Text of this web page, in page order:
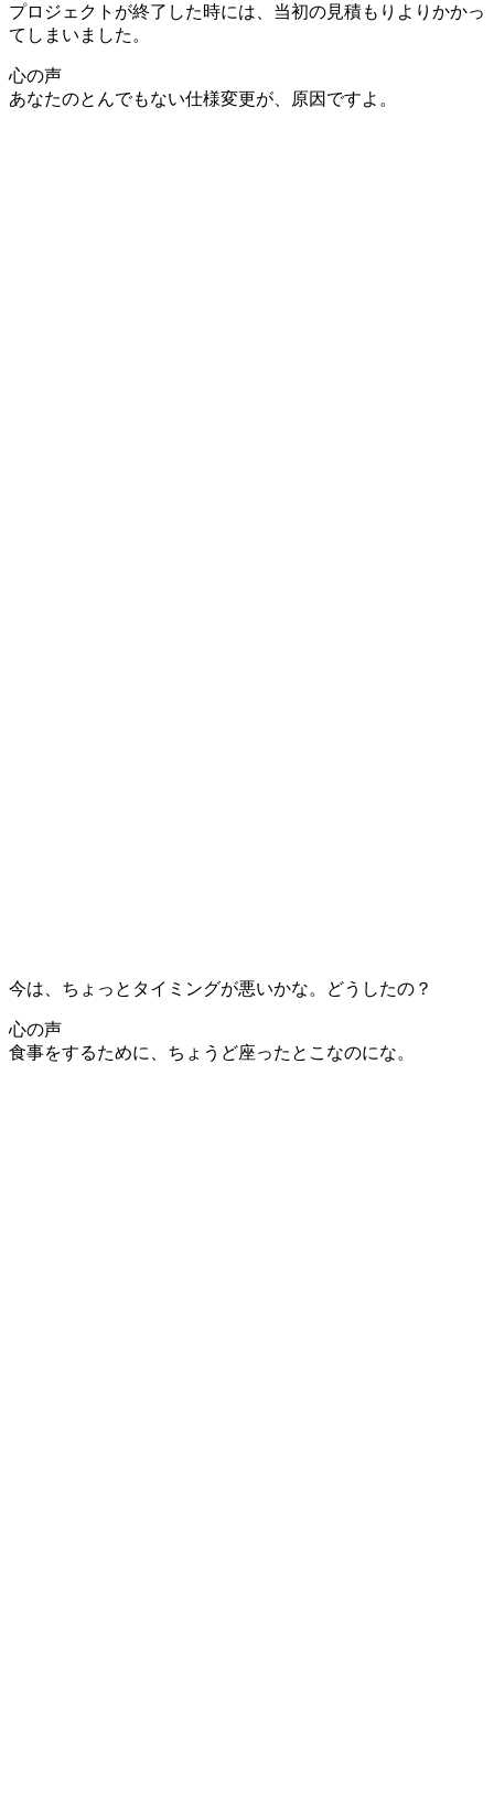
プロジェクトが終了した時には、当初の見積もりよりかかっ
てしまいました。
心の声
あなたのとんでもない仕様変更が、原因ですよ。
今は、ちょっとタイミングが悪いかな。どうしたの？
心の声
食事をするために、ちょうど座ったとこなのにな。